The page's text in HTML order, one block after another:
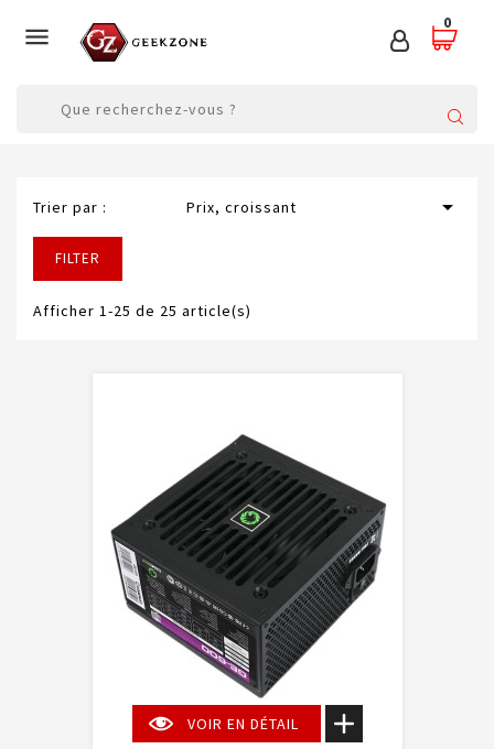
 0
Trier par : Prix, croissant 
FILTER
Afficher 1-25 de 25 article(s)
VOIR EN DÉTAIL